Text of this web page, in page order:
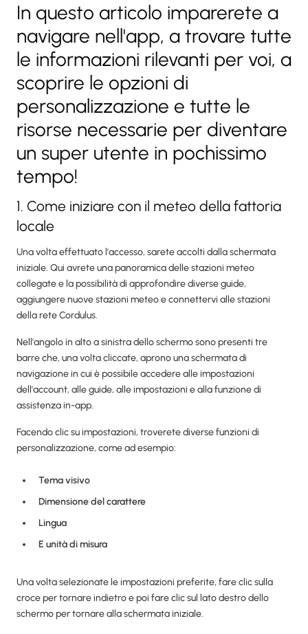
In questo articolo imparerete a
navigare nell'app, a trovare tutte
le informazioni rilevanti per voi, a
scoprire le opzioni di
personalizzazione e tutte le
risorse necessarie per diventare
un super utente in pochissimo
tempo!
1. Come iniziare con il meteo della fattoria
locale
Una volta effettuato l'accesso, sarete accolti dalla schermata
iniziale. Qui avrete una panoramica delle stazioni meteo
collegate e la possibilità di approfondire diverse guide,
aggiungere nuove stazioni meteo e connettervi alle stazioni
della rete Cordulus.
Nell'angolo in alto a sinistra dello schermo sono presenti tre
barre che, una volta cliccate, aprono una schermata di
navigazione in cui è possibile accedere alle impostazioni
dell'account, alle guide, alle impostazioni e alla funzione di
assistenza in-app.
Facendo clic su impostazioni, troverete diverse funzioni di
personalizzazione, come ad esempio:
Tema visivo
Dimensione del carattere
Lingua
E unità di misura
Una volta selezionate le impostazioni preferite, fare clic sulla
croce per tornare indietro e poi fare clic sul lato destro dello
schermo per tornare alla schermata iniziale.